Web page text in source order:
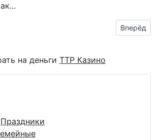
международный праздник дружбы
Вперёд
на деньги ТТР Казино
Праздники